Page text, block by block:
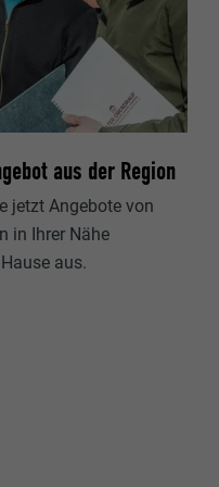
aus der Region
jetzt Angebote von
in Ihrer Nähe
aus.